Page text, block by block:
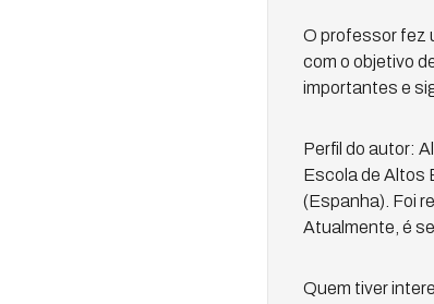
O professor fez
com o objetivo
importantes e
Perfil do autor:
Escola de Altos
(Espanha). Foi
Atualmente, é
Quem tiver